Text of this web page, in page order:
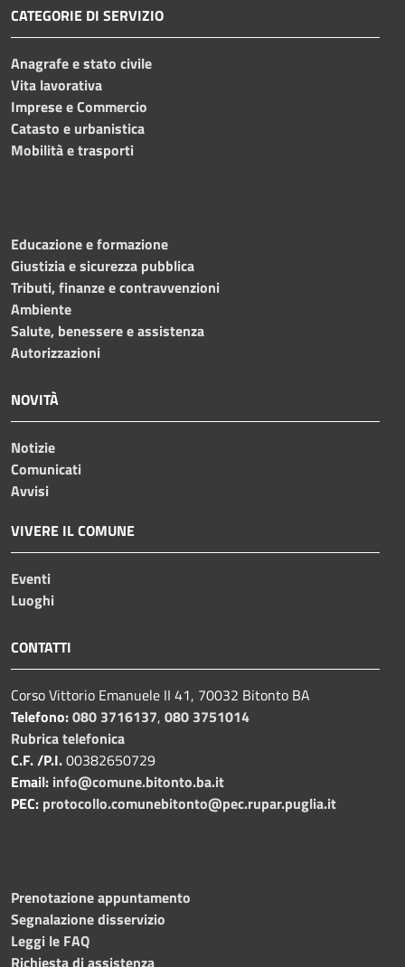
CATEGORIE DI SERVIZIO
Anagrafe e stato civile
Vita lavorativa
Imprese e Commercio
Catasto e urbanistica
Mobilità e trasporti
Educazione e formazione
Giustizia e sicurezza pubblica
Tributi, finanze e contravvenzioni
Ambiente
Salute, benessere e assistenza
Autorizzazioni
NOVITÀ
Notizie
Comunicati
Avvisi
VIVERE IL COMUNE
Eventi
Luoghi
CONTATTI
Corso Vittorio Emanuele II 41, 70032 Bitonto BA
Telefono:080 3716137, 080 3751014
Rubrica telefonica
C.F. /P.I.00382650729
Email: info@comune.bitonto.ba.it
PEC: protocollo.comunebitonto@pec.rupar.puglia.it
Prenotazione appuntamento
Segnalazione disservizio
Leggi le FAQ
Richiesta di assistenza